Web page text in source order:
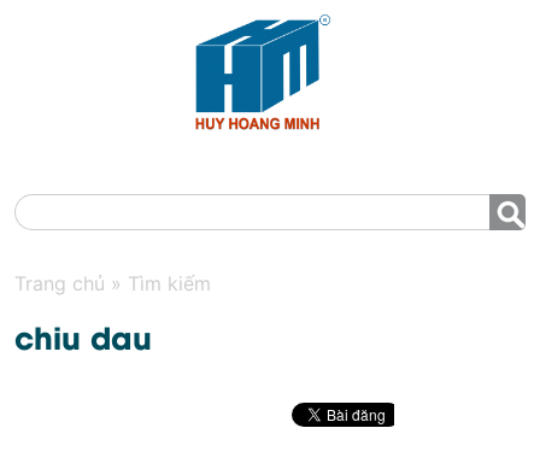
Trang chủ » Tìm kiếm
chiu dau